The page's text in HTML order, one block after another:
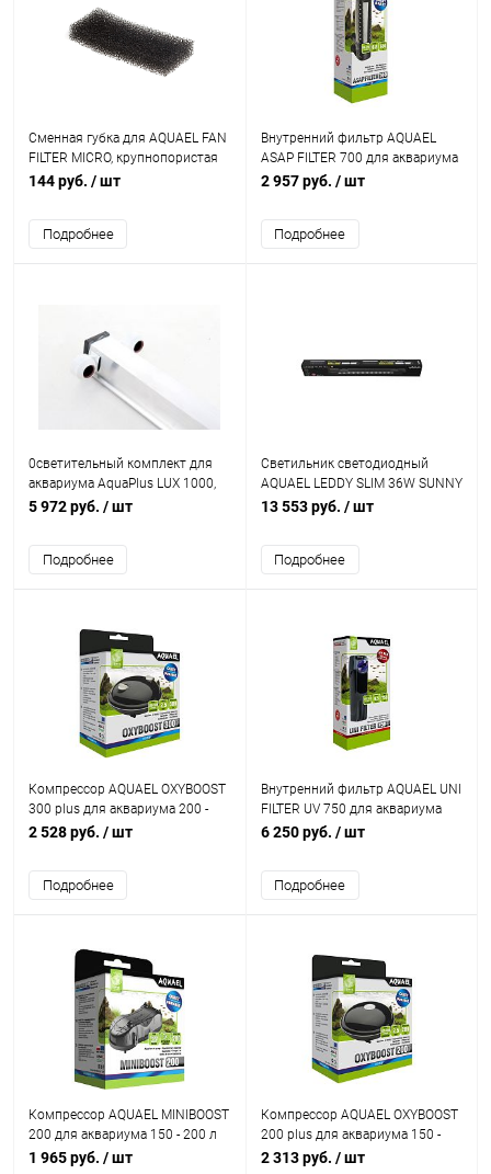
Сменная губка для AQUAEL FAN
FILTER MICRO, крупнопористая
144 руб. / шт
Подробнее
Внутренний фильтр AQUAEL
ASAP FILTER 700 для аквариума
100 - 250 л (650 л/ч, 6.8 Вт)
2 957 руб. / шт
Подробнее
0светительный комплект для
аквариума AquaPlus LUX 1000,
под лампы Т8 2*30 Вт (без
5 972 руб. / шт
Подробнее
Светильник светодиодный
AQUAEL LEDDY SLIM 36W SUNNY
DAY&NIGHT белый, для
13 553 руб. / шт
Подробнее
Компрессор AQUAEL OXYBOOST
300 plus для аквариума 200 -
300 л (300 л/ч, 2.5 Вт, 2 канала,
2 528 руб. / шт
Подробнее
Внутренний фильтр AQUAEL UNI
FILTER UV 750 для аквариума
200 - 300 л (750 л/ч, 9.5 Вт) со
6 250 руб. / шт
Подробнее
Компрессор AQUAEL MINIBOOST
200 для аквариума 150 - 200 л
(200 л/ч, 2.4 Вт, 2 канала,
1 965 руб. / шт
Компрессор AQUAEL OXYBOOST
200 plus для аквариума 150 -
200 л (200 л/ч, 2.5 Вт, 2 канала,
2 313 руб. / шт